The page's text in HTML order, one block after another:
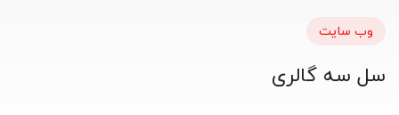
وب سایت
سل سه گالری